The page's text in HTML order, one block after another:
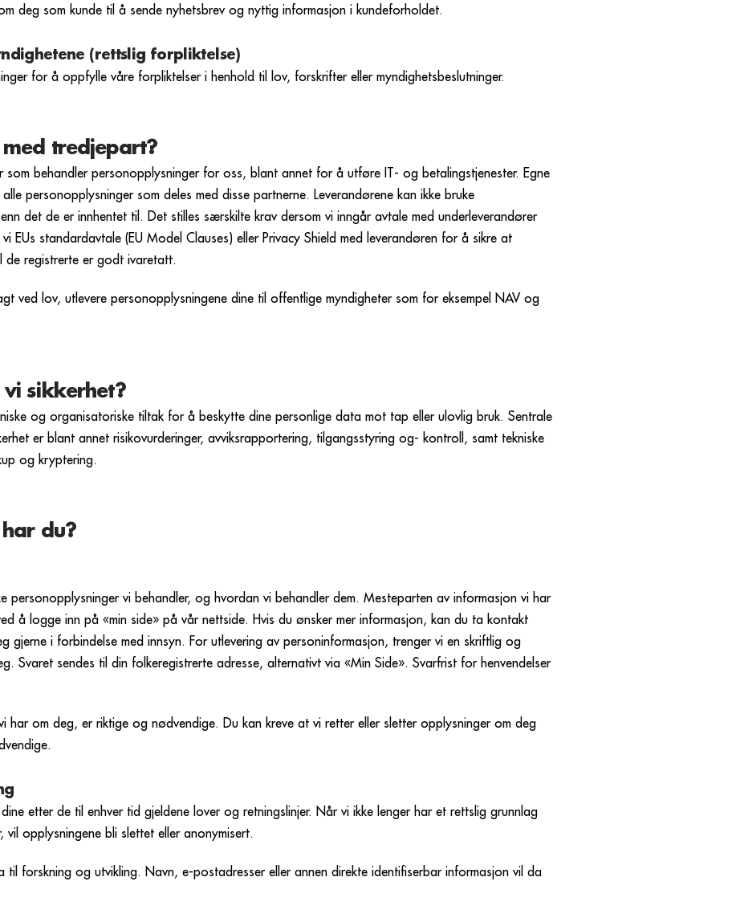
deg som kunde til å sende nyhetsbrev og nyttig informasjon i kundeforholdet.
(rettslig forpliktelse)
for å oppfylle våre forpliktelser i henhold til lov, forskrifter eller myndighetsbeslutninger.
tredjepart?
som behandler personopplysninger for oss, blant annet for å utføre IT- og betalingstjenester. Egne
personopplysninger som deles med disse partnerne. Leverandørene kan ikke bruke
det de er innhentet til. Det stilles særskilte krav dersom vi inngår avtale med underleverandører
EUs standardavtale (EU Model Clauses) eller Privacy Shield med leverandøren for å sikre at
de registrerte er godt ivaretatt.
ved lov, utlevere personopplysningene dine til offentlige myndigheter som for eksempel NAV og
sikkerhet?
og organisatoriske tiltak for å beskytte dine personlige data mot tap eller ulovlig bruk. Sentrale
er blant annet risikovurderinger, avviksrapportering, tilgangsstyring og- kontroll, samt tekniske
og kryptering.
du?
personopplysninger vi behandler, og hvordan vi behandler dem. Mesteparten av informasjon vi har
å logge inn på «min side» på vår nettside. Hvis du ønsker mer informasjon, kan du ta kontakt
gjerne i forbindelse med innsyn. For utlevering av personinformasjon, trenger vi en skriftlig og
Svaret sendes til din folkeregistrerte adresse, alternativt via «Min Side». Svarfrist for henvendelser
har om deg, er riktige og nødvendige. Du kan kreve at vi retter eller sletter opplysninger om deg
etter de til enhver tid gjeldene lover og retningslinjer. Når vi ikke lenger har et rettslig grunnlag
opplysningene bli slettet eller anonymisert.
til forskning og utvikling. Navn, e-postadresser eller annen direkte identifiserbar informasjon vil da